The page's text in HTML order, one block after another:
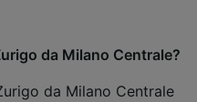
da Milano Centrale?
da Milano Centrale